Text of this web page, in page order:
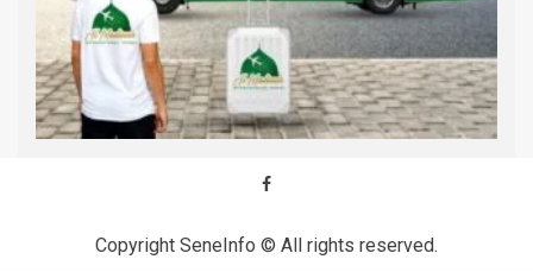
Copyright SeneInfo © All rights reserved.